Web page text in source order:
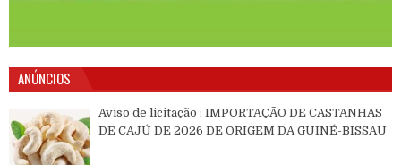
ANÚNCIOS
Aviso de licitação : IMPORTAÇÃO DE CASTANHAS
DE CAJÚ DE 2026 DE ORIGEM DA GUINÉ-BISSAU